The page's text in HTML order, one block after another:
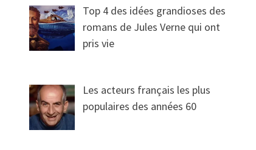
Top 4 des idées grandioses des
romans de Jules Verne qui ont
pris vie
Les acteurs français les plus
populaires des années 60